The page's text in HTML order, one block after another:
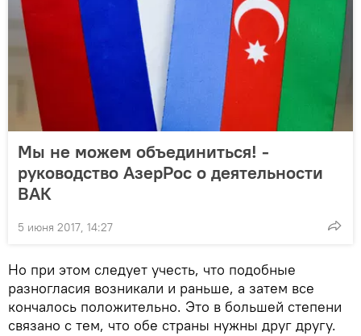
Мы не можем объединиться! -
руководство АзерРос о деятельности
ВАК
5 июня 2017, 14:27
Но при этом следует учесть, что подобные
разногласия возникали и раньше, а затем все
кончалось положительно. Это в большей степени
связано с тем, что обе страны нужны друг другу.